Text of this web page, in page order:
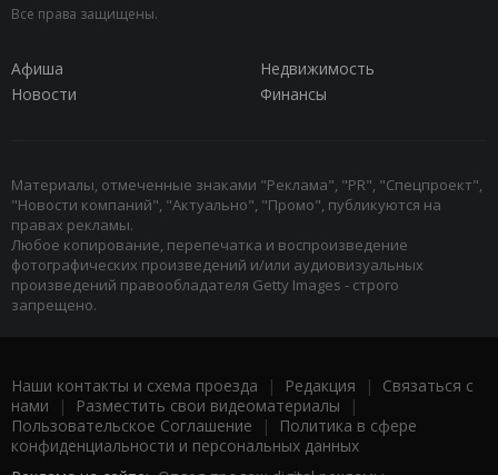
Все права защищены.
Афиша
Недвижимость
Новости
Финансы
Материалы, отмеченные знаками "Реклама", "PR", "Спецпроект",
"Новости компаний", "Актуально", "Промо", публикуются на
правах рекламы.
Любое копирование, перепечатка и воспроизведение
фотографических произведений и/или аудиовизуальных
произведений правообладателя Getty Images - строго
запрещено.
Наши контакты и схема проезда | Редакция | Связаться с
нами | Разместить свои видеоматериалы |
Пользовательское Соглашение |
Политика в сфере
конфиденциальности и персональных данных